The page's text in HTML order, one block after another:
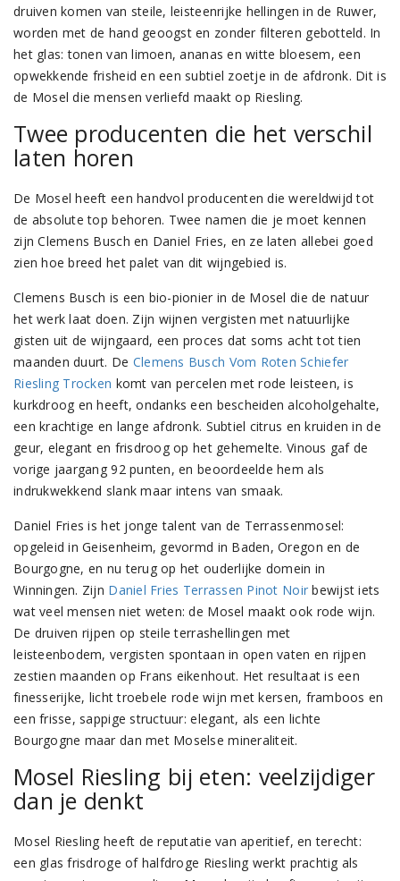
druiven komen van steile, leisteenrijke hellingen in de Ruwer,
worden met de hand geoogst en zonder filteren gebotteld. In
het glas: tonen van limoen, ananas en witte bloesem, een
opwekkende frisheid en een subtiel zoetje in de afdronk. Dit is
de Mosel die mensen verliefd maakt op Riesling.
Twee producenten die het verschil
laten horen
De Mosel heeft een handvol producenten die wereldwijd tot
de absolute top behoren. Twee namen die je moet kennen
zijn Clemens Busch en Daniel Fries, en ze laten allebei goed
zien hoe breed het palet van dit wijngebied is.
Clemens Busch is een bio-pionier in de Mosel die de natuur
het werk laat doen. Zijn wijnen vergisten met natuurlijke
gisten uit de wijngaard, een proces dat soms acht tot tien
maanden duurt. De Clemens Busch Vom Roten Schiefer
Riesling Trocken komt van percelen met rode leisteen, is
kurkdroog en heeft, ondanks een bescheiden alcoholgehalte,
een krachtige en lange afdronk. Subtiel citrus en kruiden in de
geur, elegant en frisdroog op het gehemelte. Vinous gaf de
vorige jaargang 92 punten, en beoordeelde hem als
indrukwekkend slank maar intens van smaak.
Daniel Fries is het jonge talent van de Terrassenmosel:
opgeleid in Geisenheim, gevormd in Baden, Oregon en de
Bourgogne, en nu terug op het ouderlijke domein in
Winningen. Zijn Daniel Fries Terrassen Pinot Noir bewijst iets
wat veel mensen niet weten: de Mosel maakt ook rode wijn.
De druiven rijpen op steile terrashellingen met
leisteenbodem, vergisten spontaan in open vaten en rijpen
zestien maanden op Frans eikenhout. Het resultaat is een
finesserijke, licht troebele rode wijn met kersen, framboos en
een frisse, sappige structuur: elegant, als een lichte
Bourgogne maar dan met Moselse mineraliteit.
Mosel Riesling bij eten: veelzijdiger
dan je denkt
Mosel Riesling heeft de reputatie van aperitief, en terecht:
een glas frisdroge of halfdroge Riesling werkt prachtig als